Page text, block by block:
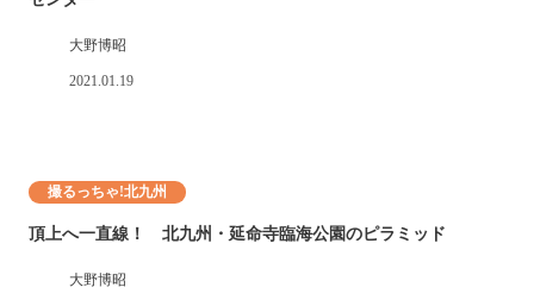
大野博昭
2021.01.19
撮るっちゃ!北九州
頂上へ一直線！ 北九州・延命寺臨海公園のピラミッド
大野博昭